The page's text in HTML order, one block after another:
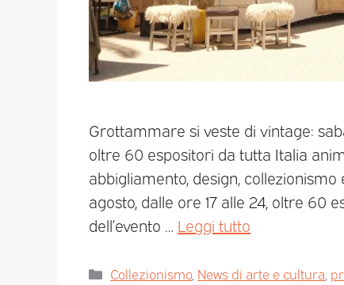
Grottammare si veste di vintage:
oltre 60 espositori da tutta Italia
abbigliamento, design,
agosto, dalle ore 17 alle 24, oltre 60
dell’evento … Leggi tutto
Collezionismo, News di arte e cultura